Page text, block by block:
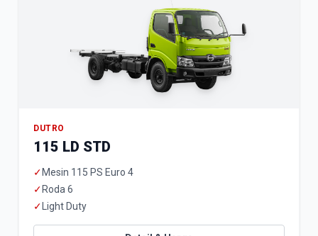
DUTRO
115 LD STD
✓ Mesin 115 PS Euro 4
✓ Roda 6
✓ Light Duty